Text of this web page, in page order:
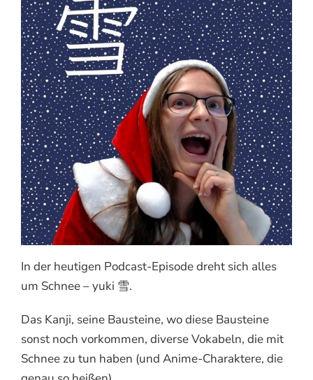
In der heutigen Podcast-Episode dreht sich alles
um Schnee – yuki 雪.
Das Kanji, seine Bausteine, wo diese Bausteine
sonst noch vorkommen, diverse Vokabeln, die mit
Schnee zu tun haben (und Anime-Charaktere, die